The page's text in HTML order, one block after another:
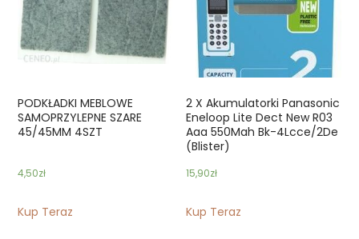
PODKŁADKI MEBLOWE
SAMOPRZYLEPNE SZARE
45/45MM 4SZT
4,50zł
Kup Teraz
2 X Akumulatorki Panasonic
Eneloop Lite Dect New R03
Aaa 550Mah Bk-4Lcce/2De
(Blister)
15,90zł
Kup Teraz